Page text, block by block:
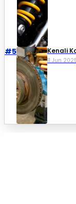
#5 Kenali
11 Jun